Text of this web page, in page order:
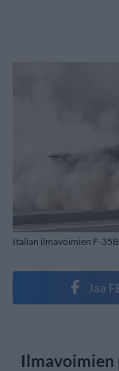
Italian ilmavoimien F-
Jaa
Ilmavoimien